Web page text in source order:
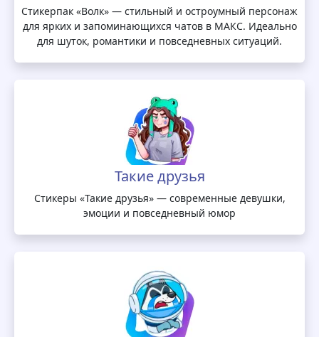
Стикерпак «Волк» — стильный и остроумный персонаж
для ярких и запоминающихся чатов в МАКС. Идеально
для шуток, романтики и повседневных ситуаций.
Такие друзья
Стикеры «Такие друзья» — современные девушки,
эмоции и повседневный юмор